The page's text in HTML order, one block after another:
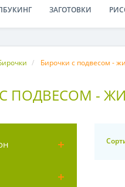
ЗАГОТОВКИ
Бирочки с подвесом -
ПОДВЕСОМ -